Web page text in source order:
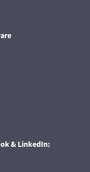
& LinkedIn: